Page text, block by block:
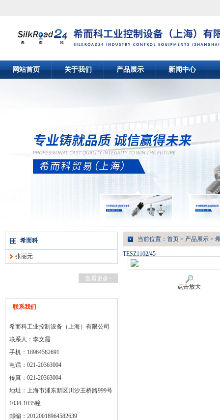
网站首页 关于我们 产品展示 新闻中心
希而科
张丽元
查看更多+
联系我们
希而科工业控制设备（上海）有限公司
联系人：李文霞
手机：18964582691
电话：021-20363004
传真：021-20363004
地址：上海市浦东新区川沙王桥路999号
1034-1035幢
邮编：20120018964582639
当前位置： 首页 > 产品展示 >
TESZ1102/45
点击放大